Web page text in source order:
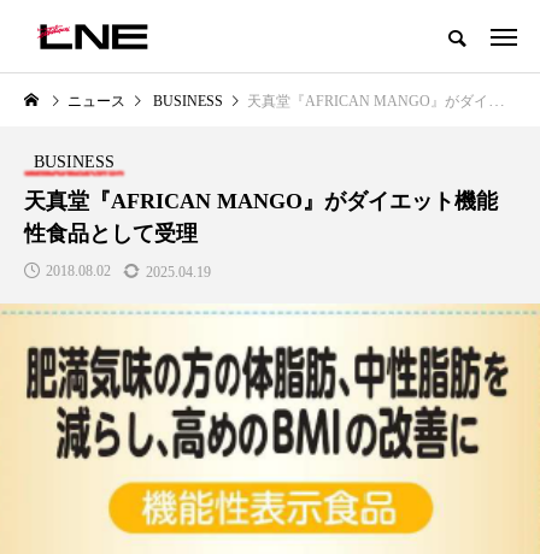
グローバルビューティ＆ヘルスケアビジネス誌
LIFESTYLE
SNSの「加工顔」と美容医療｜AI
がもたらす可能性とこれから
BUSINESS
GWI調査から読み解く2030年の
都市型スパ――身近なウェルネ
2026.08.06
ニュース BUSINESS 天真堂『AFRICAN MANGO』がダイエット機能性食品として受理
BUSINESS
天真堂『AFRICAN MANGO』がダイエット機能
性食品として受理
2018.08.02 2025.04.19